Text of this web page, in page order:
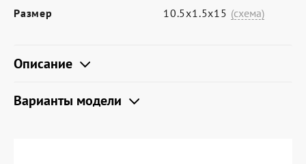
Размер
10.5х1.5х15 (схема)
Описание
Варианты модели